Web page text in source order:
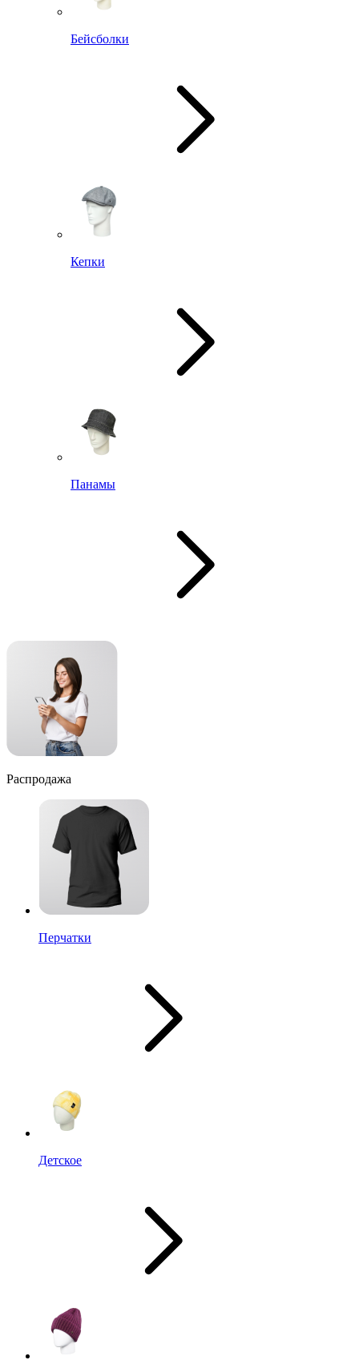
Бейсболки
Кепки
Панамы
Распродажа
Перчатки
Детское